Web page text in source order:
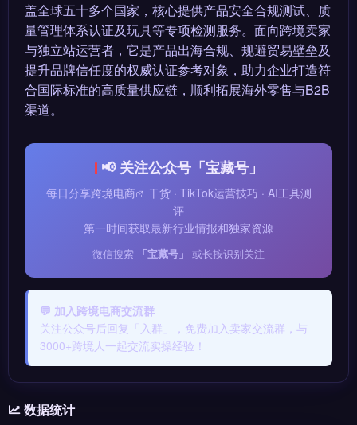
盖全球五十多个国家，核心提供产品安全合规测试、质
量管理体系认证及玩具等专项检测服务。面向跨境卖家
与独立站运营者，它是产品出海合规、规避贸易壁垒及
提升品牌信任度的权威认证参考对象，助力企业打造符
合国际标准的高质量供应链，顺利拓展海外零售与B2B
渠道。
📢 关注公众号「宝藏号」
每日分享跨境电商
干货 · TikTok运营技巧 · AI工具测
评
第一时间获取最新行业情报和独家资源
微信搜索 「宝藏号」 或长按识别关注
💬 加入跨境电商交流群
关注公众号后回复「入群」，免费加入卖家交流群，与
3000+跨境人一起交流实操经验！
数据统计